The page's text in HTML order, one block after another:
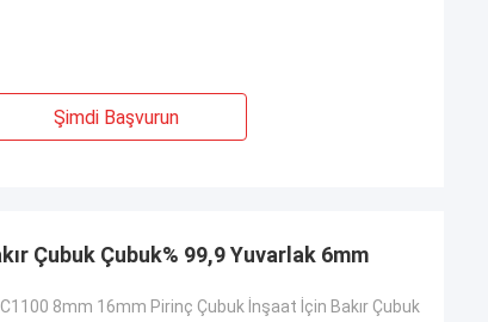
Şimdi Başvurun
Özelleştirilmiş Metal Parlak Bakır Çubuk Çubuk% 99,9 Yuvarlak 6mm
8mm 16mm Pirinç Çubuk İnşaat İçin Bakır Çubuk